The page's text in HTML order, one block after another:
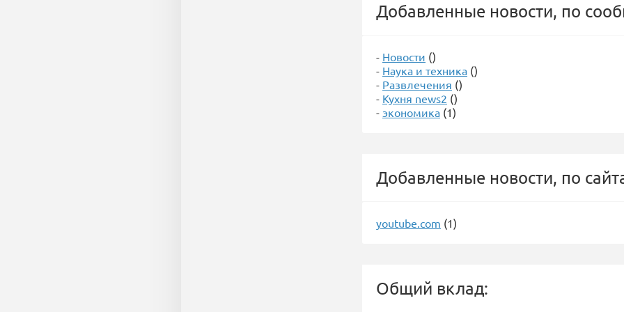
Добавленные новости, по
- Новости ()
- Наука и техника ()
- Развлечения ()
- Кухня news2 ()
- экономика (1)
Добавленные новости, по
youtube.com (1)
Общий вклад: